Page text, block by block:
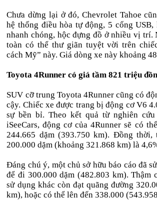
Chưa dừng lại ở đó, Chevrolet Tahoe
hệ thống điều hòa tự động, 5 cổng
nhanh chóng, hộc đựng đồ ở nhiều vị trí.
toàn có thể thư giãn tuyệt vời trên
cách Mỹ” này. Giá dòng xe này khoảng
Toyota 4Runner có giá tầm 821 triệu
SUV cỡ trung Toyota 4Runner cũng có
cậy. Chiếc xe được trang bị động cơ V6
sự bền bỉ. Theo kết quả từ nghiên
iSeeCars, động cơ của 4Runner sẽ có
244.665 dặm (393.750 km). Đồng
200.000 dặm (khoảng 321.868 km) là
Đáng chú ý, một chủ sở hữu báo cáo đã
để đi 300.000 dặm (482.803 km). Thậm
sử dụng khác còn đạt quãng đường
km), hoặc có thể lên đến 338.000